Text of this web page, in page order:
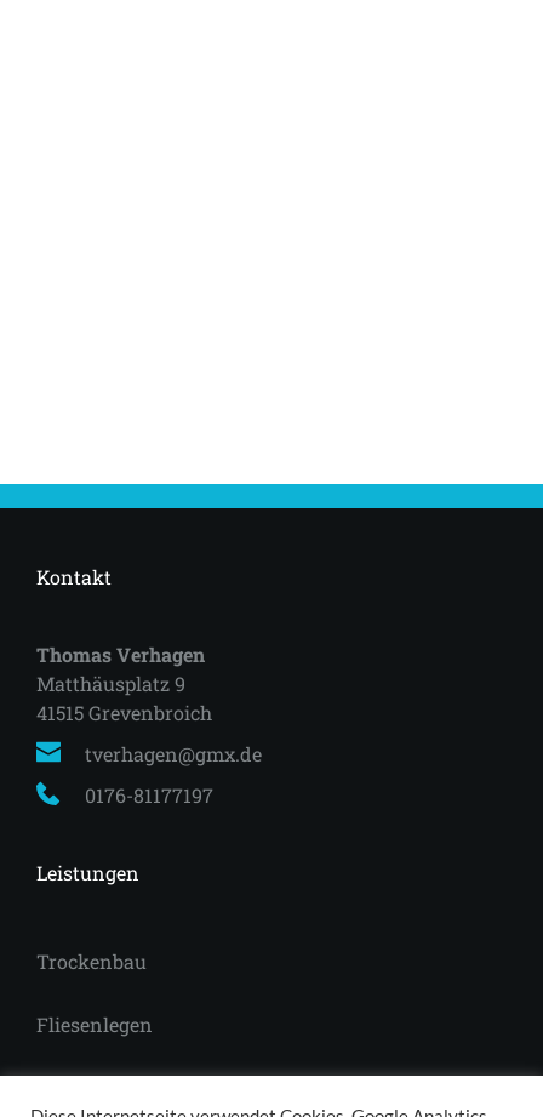
Kontakt
Thomas Verhagen
Matthäusplatz 9
41515 Grevenbroich
tverhagen@gmx.de
0176-81177197
Leistungen
Trockenbau
Fliesenlegen